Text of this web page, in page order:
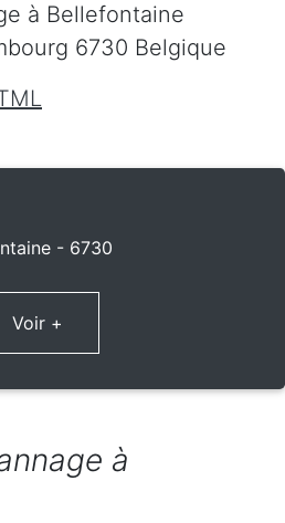
à Bellefontaine
6730 Belgique
- 6730
Voir +
à